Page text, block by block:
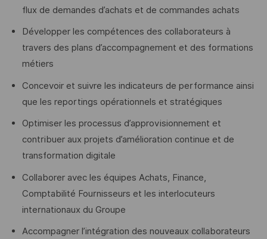
flux de demandes d’achats et de commandes achats
Développer les compétences des collaborateurs à
travers des plans d’accompagnement et des formations
métiers
Concevoir et suivre les indicateurs de performance ainsi
que les reportings opérationnels et stratégiques
Optimiser les processus d’approvisionnement et
contribuer aux projets d’amélioration continue et de
transformation digitale
Collaborer avec les équipes Achats, Finance,
Comptabilité Fournisseurs et les interlocuteurs
internationaux du Groupe
Accompagner l’intégration des nouveaux collaborateurs